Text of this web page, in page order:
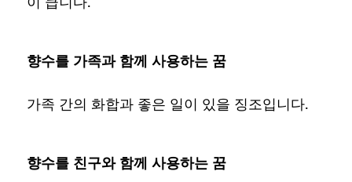
향수를 가족과 함께 사용하는 꿈
가족 간의 화합과 좋은 일이 있을 징조입니다.
향수를 친구와 함께 사용하는 꿈